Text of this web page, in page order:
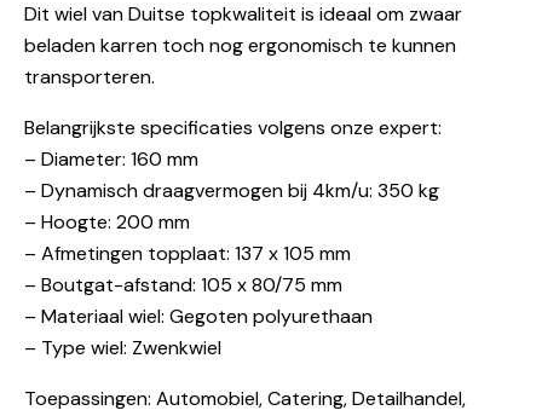
Dit wiel van Duitse topkwaliteit is ideaal om zwaar
beladen karren toch nog ergonomisch te kunnen
transporteren.
Belangrijkste specificaties volgens onze expert:
– Diameter: 160 mm
– Dynamisch draagvermogen bij 4km/u: 350 kg
– Hoogte: 200 mm
– Afmetingen topplaat: 137 x 105 mm
– Boutgat-afstand: 105 x 80/75 mm
– Materiaal wiel: Gegoten polyurethaan
– Type wiel: Zwenkwiel
Toepassingen: Automobiel, Catering, Detailhandel,